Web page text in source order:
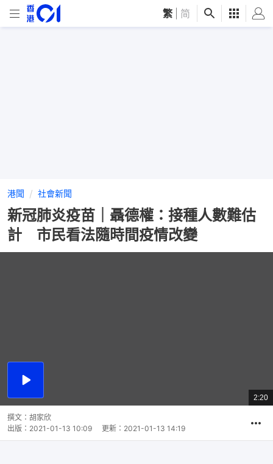
繁 简
港聞 社會新聞
新冠肺炎疫苗｜聶德權：接種人數難估
計 市民看法隨時間疫情改變
播
總
共
2:20
撰文： 胡家欣
出版： 2021-01-13 10:09 更新： 2021-01-13 14:19